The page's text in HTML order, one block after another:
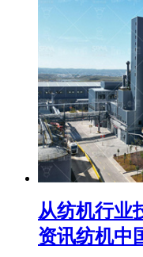
从纺机行业
资讯纺机中